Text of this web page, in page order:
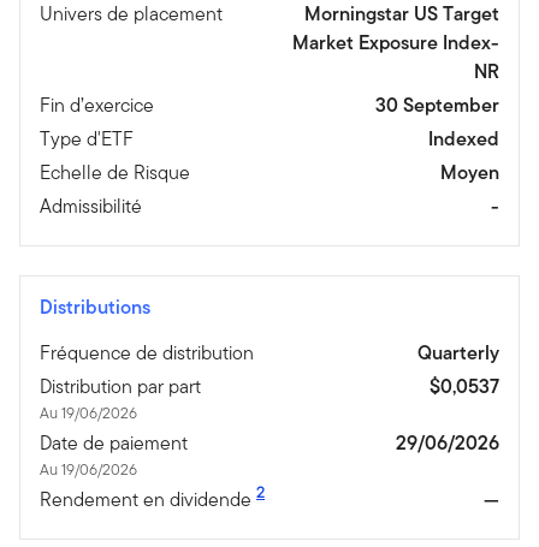
Univers de placement
Morningstar US Target
Market Exposure Index-
NR
Fin d’exercice
30 September
Type d'ETF
Indexed
Echelle de Risque
Moyen
Admissibilité
-
Distributions
Fréquence de distribution
Quarterly
Distribution par part
Au 19/06/2026
$0,0537
Date de paiement
Au 19/06/2026
29/06/2026
Rendement en dividende 2 —